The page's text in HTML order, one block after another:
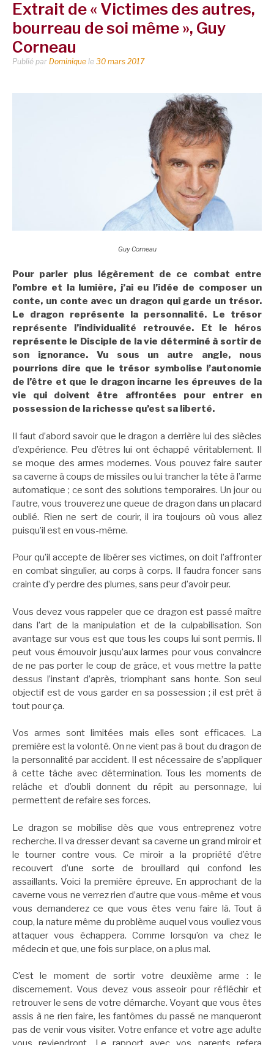
Extrait de « Victimes des autres,
bourreau de soi même », Guy
Corneau
Publié par Dominique le 30 mars 2017
Guy Corneau
Pour parler plus légèrement de ce combat entre
l’ombre et la lumière, j’ai eu l’idée de composer un
conte, un conte avec un dragon qui garde un trésor.
Le dragon représente la personnalité. Le trésor
représente l’individualité retrouvée. Et le héros
représente le Disciple de la vie déterminé à sortir de
son ignorance. Vu sous un autre angle, nous
pourrions dire que le trésor symbolise l’autonomie
de l’être et que le dragon incarne les épreuves de la
vie qui doivent être affrontées pour entrer en
possession de la richesse qu’est sa liberté.
Il faut d’abord savoir que le dragon a derrière lui des siècles
d’expérience. Peu d’êtres lui ont échappé véritablement. Il
se moque des armes modernes. Vous pouvez faire sauter
sa caverne à coups de missiles ou lui trancher la tête à l’arme
automatique ; ce sont des solutions temporaires. Un jour ou
l’autre, vous trouverez une queue de dragon dans un placard
oublié. Rien ne sert de courir, il ira toujours où vous allez
puisqu’il est en vous-même.
Pour qu’il accepte de libérer ses victimes, on doit l’affronter
en combat singulier, au corps à corps. Il faudra foncer sans
crainte d’y perdre des plumes, sans peur d’avoir peur.
Vous devez vous rappeler que ce dragon est passé maître
dans l’art de la manipulation et de la culpabilisation. Son
avantage sur vous est que tous les coups lui sont permis. Il
peut vous émouvoir jusqu’aux larmes pour vous convaincre
de ne pas porter le coup de grâce, et vous mettre la patte
dessus l’instant d’après, triomphant sans honte. Son seul
objectif est de vous garder en sa possession ; il est prêt à
tout pour ça.
Vos armes sont limitées mais elles sont efficaces. La
première est la volonté. On ne vient pas à bout du dragon de
la personnalité par accident. Il est nécessaire de s’appliquer
à cette tâche avec détermination. Tous les moments de
relâche et d’oubli donnent du répit au personnage, lui
permettent de refaire ses forces.
Le dragon se mobilise dès que vous entreprenez votre
recherche. Il va dresser devant sa caverne un grand miroir et
le tourner contre vous. Ce miroir a la propriété d’être
recouvert d’une sorte de brouillard qui confond les
assaillants. Voici la première épreuve. En approchant de la
caverne vous ne verrez rien d’autre que vous-même et vous
vous demanderez ce que vous êtes venu faire là. Tout à
coup, la nature même du problème auquel vous vouliez vous
attaquer vous échappera. Comme lorsqu’on va chez le
médecin et que, une fois sur place, on a plus mal.
C’est le moment de sortir votre deuxième arme : le
discernement. Vous devez vous asseoir pour réfléchir et
retrouver le sens de votre démarche. Voyant que vous êtes
assis à ne rien faire, les fantômes du passé ne manqueront
pas de venir vous visiter. Votre enfance et votre age adulte